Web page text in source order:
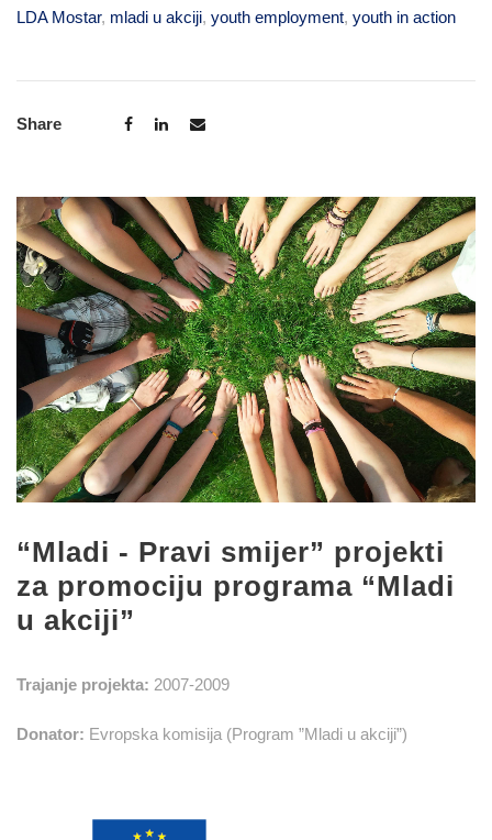
LDA Mostar, mladi u akciji, youth employment, youth in action
Share
“Mladi - Pravi smijer” projekti
za promociju programa “Mladi
u akciji”
Trajanje projekta: 2007-2009
Donator: Evropska komisija (Program ”Mladi u akciji”)